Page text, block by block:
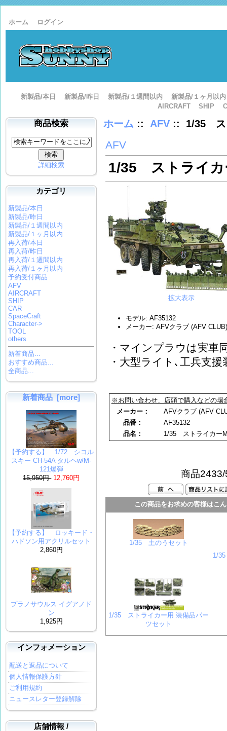
ホーム ログイン
新製品/本日 新製品/昨日 新製品/１週間以内
新製品/１ヶ月以内
AIRCRAFT
SHIP
商品検索
詳細検索
カテゴリ
新製品/本日
新製品/昨日
新製品/１週間以内
新製品/１ヶ月以内
再入荷/本日
再入荷/昨日
再入荷/１週間以内
再入荷/１ヶ月以内
予約受付商品
AFV
AIRCRAFT
SHIP
CAR
SpaceCraft
Character->
TOOL
others
新着商品...
おすすめ商品...
全商品...
新着商品 [more]
【予約する】 1/72 シコル
スキー CH-54A タルヘw/M-
121爆弾
15,950円 12,760円
【予約する】 ロッキード・
ハドソン用アクリルセット
2,860円
プラノサウルス イグアノド
ン
1,925円
インフォメーション
配送と返品について
個人情報保護方針
ご利用規約
ニュースレター登録解除
店舗情報 /
ホーム :: AFV :: 1/35 ス
AFV
1/35 ストライカ
拡大表示
モデル: AF35132
メーカー: AFVクラブ (AFV
・マインプラウは実車
・大型ライト､工兵支
※お問い合わせ、店頭で購入などの場
メーカー：
AFVクラブ (AFV
品番：
AF35132
品名：
1/35 ストライカー
商品
この商品をお求めの客様はこ
1/35 土のうセット
1/
1/35 ストライカー用 装備品パー
ツセット